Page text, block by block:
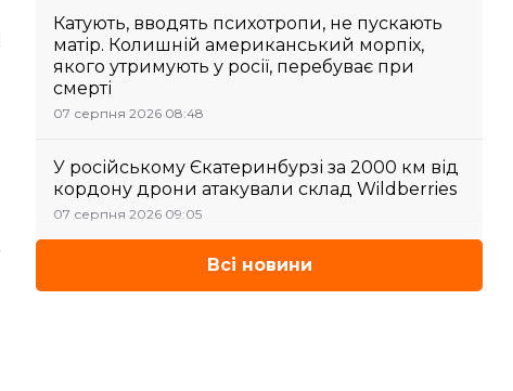
Катують, вводять психотропи, не пускають
матір. Колишній американський морпіх,
якого утримують у росії, перебуває при
смерті
07 серпня 2026 08:48
У російському Єкатеринбурзі за 2000 км від
кордону дрони атакували склад Wildberries
07 серпня 2026 09:05
Всі новини